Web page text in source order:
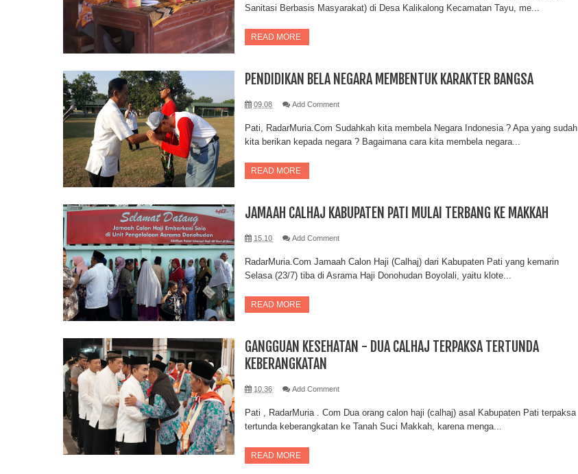
Sanitasi Berbasis Masyarakat) di Desa Kalikalong Kecamatan Tayu, me...
READ MORE
PENDIDIKAN BELA NEGARA MEMBENTUK KARAKTER BANGSA
09.08 Add Comment
Pati, RadarMuria.Com Sudahkah kita membela Negara Indonesia ? Apa yang sudah
kita berikan kepada negara ? Bagaimana cara kita membela negara...
READ MORE
JAMAAH CALHAJ KABUPATEN PATI MULAI TERBANG KE MAKKAH
15.10 Add Comment
RadarMuria.Com Jamaah Calon Haji (Calhaj) dari Kabupaten Pati yang kemarin
Selasa (23/7) tiba di Asrama Haji Donohudan Boyolali, yaitu klote...
READ MORE
GANGGUAN KESEHATAN - DUA CALHAJ TERPAKSA TERTUNDA
KEBERANGKATAN
10.36 Add Comment
Pati , RadarMuria . Com Dua orang calon haji (calhaj) asal Kabupaten Pati terpaksa
tertunda keberangkatan ke Tanah Suci Makkah, karena menga...
READ MORE